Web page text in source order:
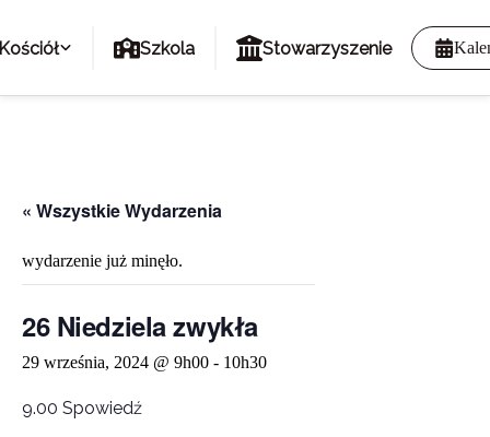
Szkola Stowarzyszenie
« Wszystkie Wydarzenia
wydarzenie już minęło.
26 Niedziela zwykła
29 września, 2024 @ 9h00 - 10h30
9.00 Spowiedź